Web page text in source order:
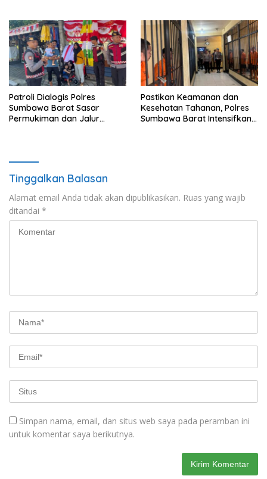
Patroli Dialogis Polres
Sumbawa Barat Sasar
Permukiman dan Jalur
Pastikan Keamanan dan
Kesehatan Tahanan, Polres
Sumbawa Barat Intensifkan
Tinggalkan Balasan
Alamat email Anda tidak akan dipublikasikan. Ruas yang wajib
ditandai *
Simpan nama, email, dan situs web saya pada peramban ini
untuk komentar saya berikutnya.